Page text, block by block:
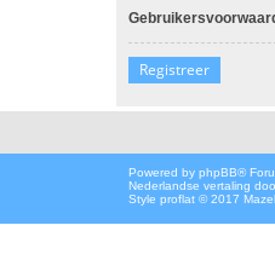
Registreer
Powered by phpBB®
Nederlandse vertaling
Style proflat © 2017